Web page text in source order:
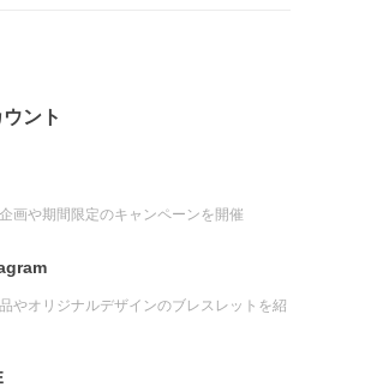
ント
画や期間限定のキャンペーンを開催
やオリジナルデザインのブレスレットを紹